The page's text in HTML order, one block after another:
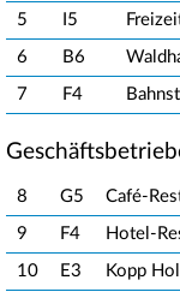
5 I5
6 B6
7 F4
8 G5 Café-
9 F4 Hotel-
10 E3 Kopp